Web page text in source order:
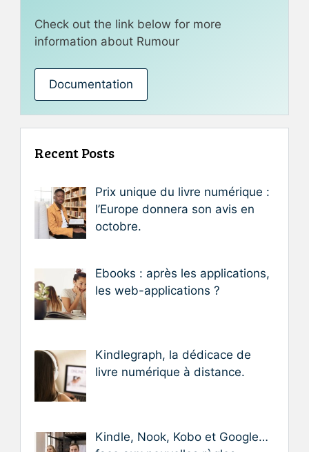
Check out the link below for more
information about Rumour
Documentation
Recent Posts
Prix unique du livre numérique :
l’Europe donnera son avis en
octobre.
Ebooks : après les applications,
les web-applications ?
Kindlegraph, la dédicace de
livre numérique à distance.
Kindle, Nook, Kobo et Google…